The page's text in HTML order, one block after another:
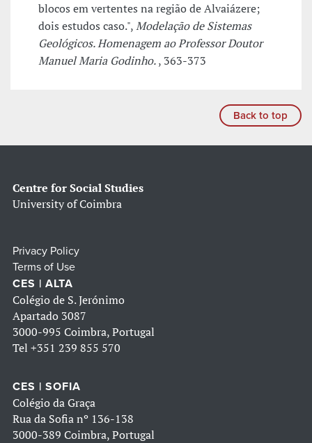
blocos em vertentes na região de Alvaiázere;
dois estudos caso.",Modelação de Sistemas
Geológicos. Homenagem ao Professor Doutor
Manuel Maria Godinho., 363-373
Back to top
Centre for Social Studies
University of Coimbra
Privacy Policy
Terms of Use
CES | ALTA
Colégio de S. Jerónimo
Apartado 3087
3000-995 Coimbra, Portugal
Tel +351 239 855 570
CES | SOFIA
Colégio da Graça
Rua da Sofia nº 136-138
3000-389 Coimbra, Portugal